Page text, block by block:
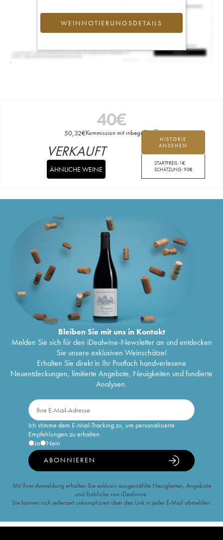
WEINNOTIERUNGSDETAILS
40€
50,32€Kommission mit inbegriffen
HISTORIE
ANSEHEN
STARTPREIS: 1€
SCHÄTZUNG:90€
VERKAUFT
ÄHNLICHE WEINE
Bleiben Sie mit uns in Kontakt
Melden Sie sich für den iDealwine-Newsletter an und entdecken
Sie unsere exklusiven Weinschätze!
Erhalten Sie direkt in Ihr Postfach handverlesene
Neuentdeckungen, limitierte Angebote, Neuigkeiten und fundierte
Analysen.
Ich stimme dem E-Mail-Tracking zu, um personalisierte
Empfehlungen zu erhalten
Ja
Nein
ABONNIEREN
Mit Ihrer Anmeldung erhalten Sie exklusiv ausgewählte Neuigkeiten, Angebote
und Einblicke von iDealwine.
Sie können sich jederzeit unkompliziert über den Link in jeder E-Mail abmelden.